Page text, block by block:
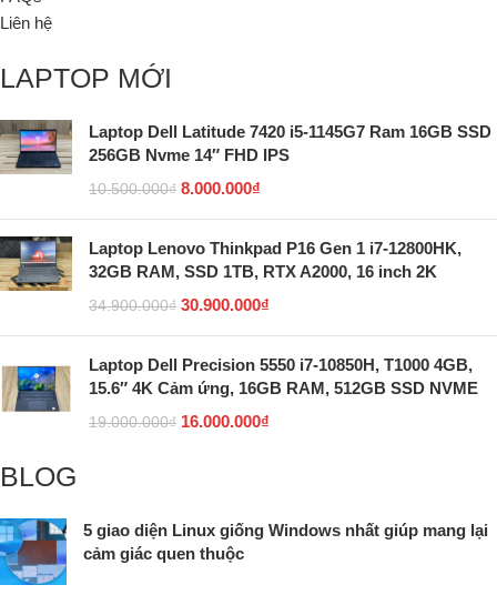
Liên hệ
LAPTOP MỚI
Laptop Dell Latitude 7420 i5-1145G7 Ram 16GB SSD
256GB Nvme 14″ FHD IPS
10.500.000₫ 8.000.000₫
Laptop Lenovo Thinkpad P16 Gen 1 i7-12800HK,
32GB RAM, SSD 1TB, RTX A2000, 16 inch 2K
34.900.000₫ 30.900.000₫
Laptop Dell Precision 5550 i7-10850H, T1000 4GB,
15.6″ 4K Cảm ứng, 16GB RAM, 512GB SSD NVME
19.000.000₫ 16.000.000₫
BLOG
5 giao diện Linux giống Windows nhất giúp mang lại
cảm giác quen thuộc